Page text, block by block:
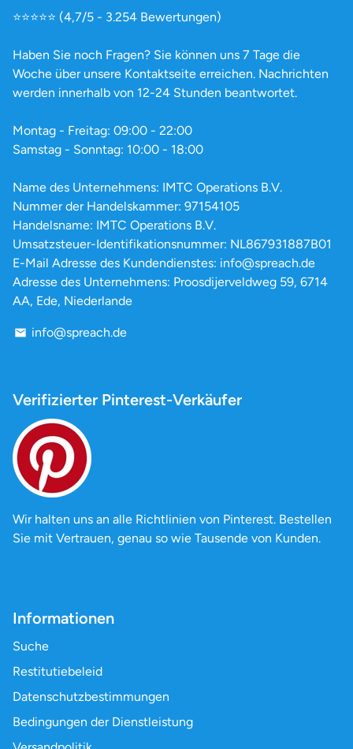
⭐️⭐️⭐️⭐️⭐️ (4,7/5 - 3.254 Bewertungen)
Haben Sie noch Fragen? Sie können uns 7 Tage die
Woche über unsere Kontaktseite erreichen. Nachrichten
werden innerhalb von 12-24 Stunden beantwortet.
Montag - Freitag: 09:00 - 22:00
Samstag - Sonntag: 10:00 - 18:00
Name des Unternehmens: IMTC Operations B.V.
Nummer der Handelskammer: 97154105
Handelsname: IMTC Operations B.V.
Umsatzsteuer-Identifikationsnummer: NL867931887B01
E-Mail Adresse des Kundendienstes: info@spreach.de
Adresse des Unternehmens: Proosdijerveldweg 59, 6714
AA, Ede, Niederlande
email info@spreach.de
Verifizierter Pinterest-Verkäufer
Wir halten uns an alle Richtlinien von Pinterest. Bestellen
Sie mit Vertrauen, genau so wie Tausende von Kunden.
Informationen
Suche
Restitutiebeleid
Datenschutzbestimmungen
Bedingungen der Dienstleistung